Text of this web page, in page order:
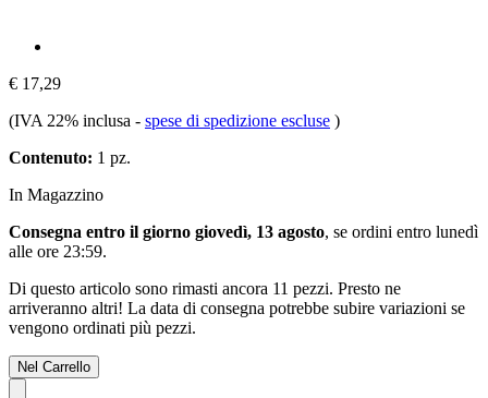
€ 17,29
(IVA 22% inclusa - spese di spedizione escluse )
Contenuto: 1 pz.
In Magazzino
Consegna entro il giorno giovedì, 13 agosto, se ordini entro lunedì
alle ore 23:59.
Di questo articolo sono rimasti ancora 11 pezzi. Presto ne
arriveranno altri! La data di consegna potrebbe subire variazioni se
vengono ordinati più pezzi.
Nel Carrello